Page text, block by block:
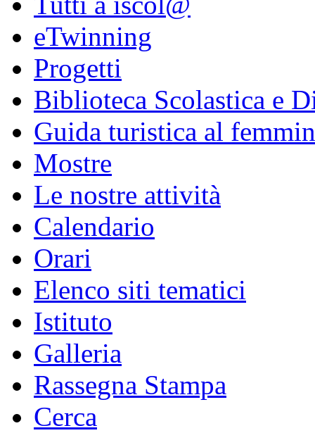
eTwinning
Progetti
Biblioteca Scolastica e
Guida turistica al
Mostre
Le nostre attività
Calendario
Orari
Elenco siti tematici
Istituto
Galleria
Rassegna Stampa
Cerca